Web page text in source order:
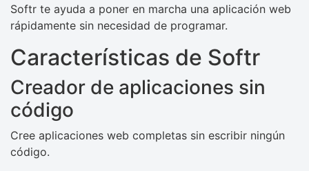
Softr te ayuda a poner en marcha una aplicación web
rápidamente sin necesidad de programar.
Características de Softr
Creador de aplicaciones sin
código
Cree aplicaciones web completas sin escribir ningún
código.